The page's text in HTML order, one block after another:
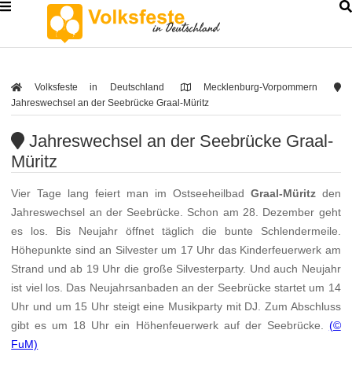
Volksfeste in Deutschland
Mecklenburg-Vorpommern
Jahreswechsel an der Seebrücke Graal-Müritz
Jahreswechsel an der Seebrücke Graal-
Müritz
Vier Tage lang feiert man im Ostseeheilbad Graal-Müritzden
Jahreswechsel an der Seebrücke. Schon am 28. Dezember geht
es los. Bis Neujahr öffnet täglich die bunte Schlendermeile.
Höhepunkte sind an Silvester um 17 Uhr das Kinderfeuerwerk am
Strand und ab 19 Uhr die große Silvesterparty. Und auch Neujahr
ist viel los. Das Neujahrsanbaden an der Seebrücke startet um 14
Uhr und um 15 Uhr steigt eine Musikparty mit DJ. Zum Abschluss
gibt es um 18 Uhr ein Höhenfeuerwerk auf der Seebrücke. (©
FuM)